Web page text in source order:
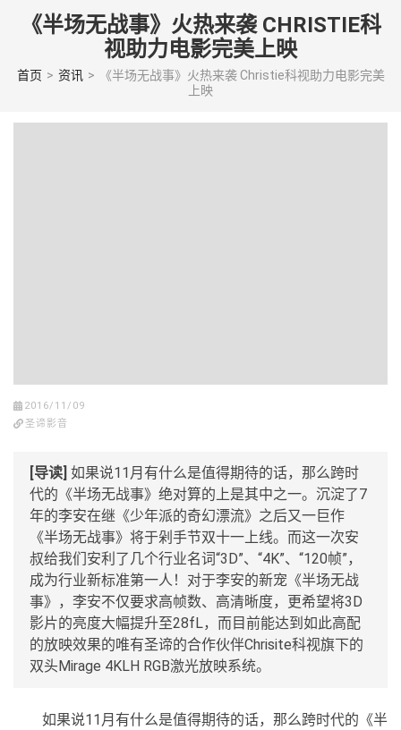
(Press
《半场无战事》火热来袭 CHRISTIE科
视助力电影完美上映
首页 > 资讯 >
《半场无战事》火热来袭 Christie科视助力电影完美
上映
2016/11/09
圣谛影音
[导读] 如果说11月有什么是值得期待的话，那么跨时
代的《半场无战事》绝对算的上是其中之一。沉淀了7
年的李安在继《少年派的奇幻漂流》之后又一巨作
《半场无战事》将于剁手节双十一上线。而这一次安
叔给我们安利了几个行业名词“3D”、“4K”、“120帧”，
成为行业新标准第一人！对于李安的新宠《半场无战
事》，李安不仅要求高帧数、高清晰度，更希望将3D
影片的亮度大幅提升至28fL，而目前能达到如此高配
的放映效果的唯有圣谛的合作伙伴Chrisite科视旗下的
双头Mirage 4KLH RGB激光放映系统。
如果说11月有什么是值得期待的话，那么跨时代的《半